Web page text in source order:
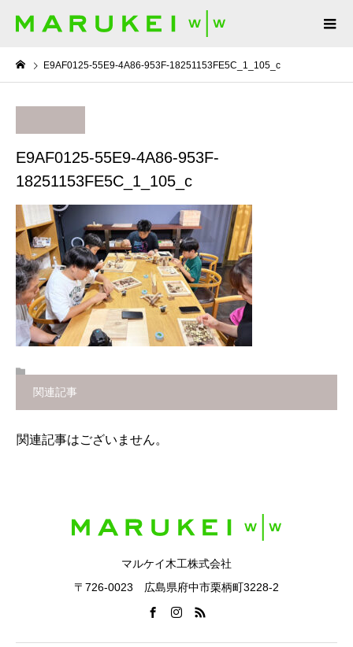
E9AF0125-55E9-4A86-953F-18251153FE5C_1_105_c
E9AF0125-55E9-4A86-953F-
18251153FE5C_1_105_c
関連記事
関連記事はございません。
マルケイ木工株式会社
〒726-0023 広島県府中市栗柄町3228-2